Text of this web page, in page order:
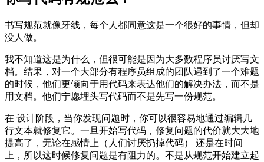
书写规范就像牙线，每个人都同意这是一个很好的事情，但却
没人做。
我不知道这是为什么，但很可能是因为大多数程序员讨厌写文
档。结果，对一个大部分有程序员组成的团队遇到了一个难题
的时候，他们更倾向于用代码来表达他们的解决办法，而不是
用文档。他们宁愿埋头写代码而不是先写一份规范。
在 设计阶段，当你发现问题时，你可以很容易地通过编辑几
行文本就修复它。一旦开始写代码，修复问题的代价就大大地
提高了，无论在感情上（人们讨厌扔掉代码） 还是在时间
上，所以这时候修复问题是有阻力的。不是从规范开始建立起